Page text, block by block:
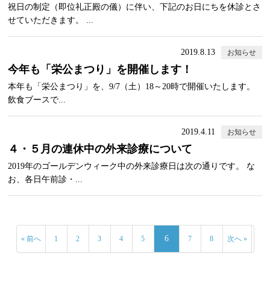
祝日の制定（即位礼正殿の儀）に伴い、下記のお日にちを休診とさ
せていただきます。 ...
2019.8.13 お知らせ
今年も「栄公まつり」を開催します！
本年も「栄公まつり」を、9/7（土）18～20時で開催いたします。
飲食ブースで...
2019.4.11 お知らせ
４・５月の連休中の外来診療について
2019年のゴールデンウィーク中の外来診療日は次の通りです。 な
お、各日午前診・...
« 前へ 1 2 3 4 5 6 7 8 次へ »